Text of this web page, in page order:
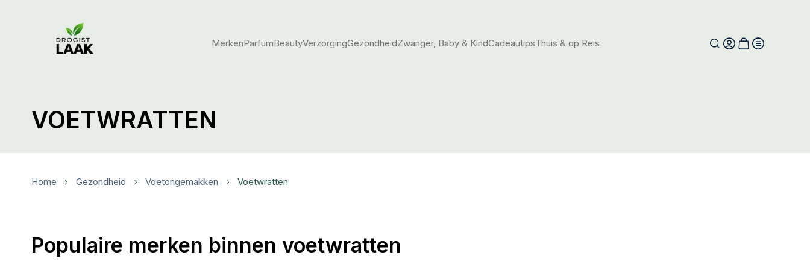
MerkenParfumBeautyVerzorgingGezondheidZwanger, Baby & KindCadeautipsThuis & op Reis
VOETWRATTEN
Home Gezondheid Voetongemakken Voetwratten
Populaire merken binnen voetwratten